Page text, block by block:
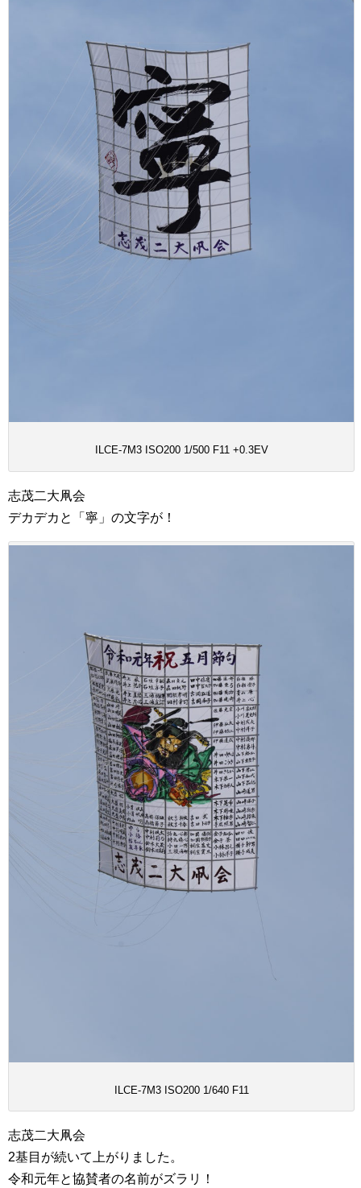
ILCE-7M3 ISO200 1/500 F11 +0.3EV
志茂二大凧会
デカデカと「寧」の文字が！
ILCE-7M3 ISO200 1/640 F11
志茂二大凧会
2基目が続いて上がりました。
令和元年と協賛者の名前がズラリ！